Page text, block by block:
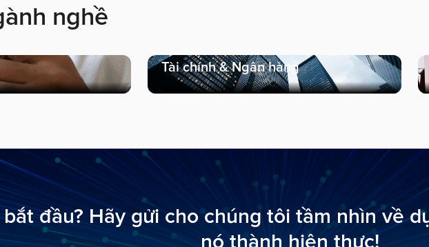
nghề
Tài chính & Ngân hàng
bắt đầu? Hãy gửi cho chúng tôi tầm nhìn về
nó thành hiện thực!